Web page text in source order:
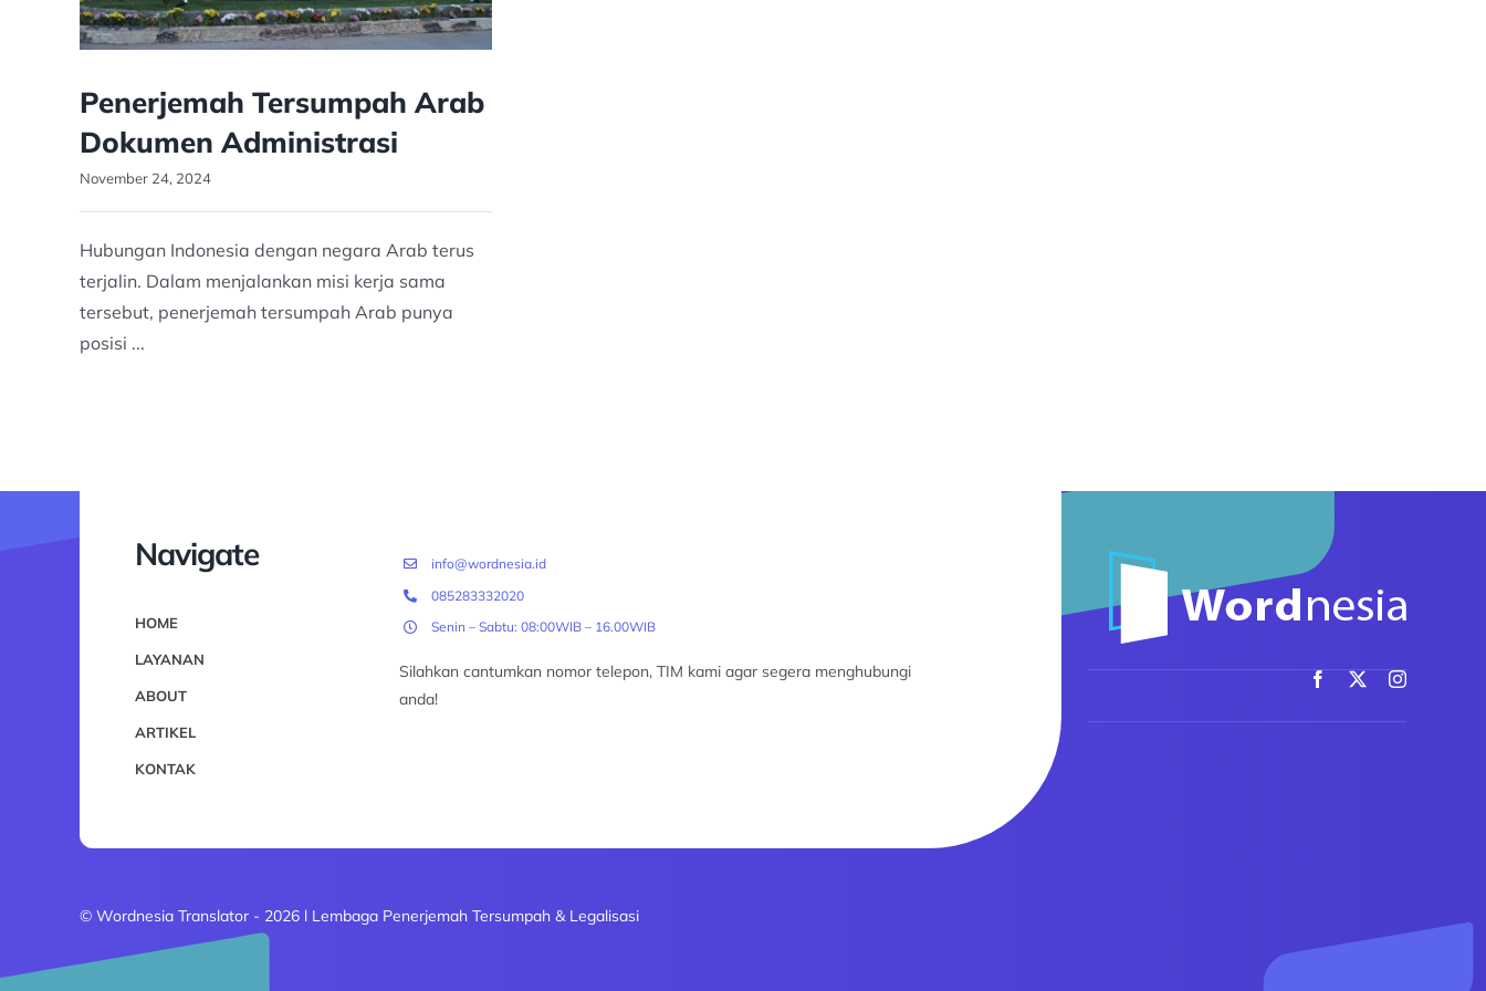
Penerjemah Tersumpah Arab
Dokumen Administrasi
November 24, 2024
Hubungan Indonesia dengan negara Arab terus
terjalin. Dalam menjalankan misi kerja sama
tersebut, penerjemah tersumpah Arab punya
posisi ...
Navigate
HOME
LAYANAN
ABOUT
ARTIKEL
KONTAK
info@wordnesia.id
085283332020
Senin – Sabtu: 08:00WIB – 16.00WIB
Silahkan cantumkan nomor telepon, TIM kami agar segera menghubungi
anda!
© Wordnesia Translator - 2026 l Lembaga Penerjemah Tersumpah & Legalisasi